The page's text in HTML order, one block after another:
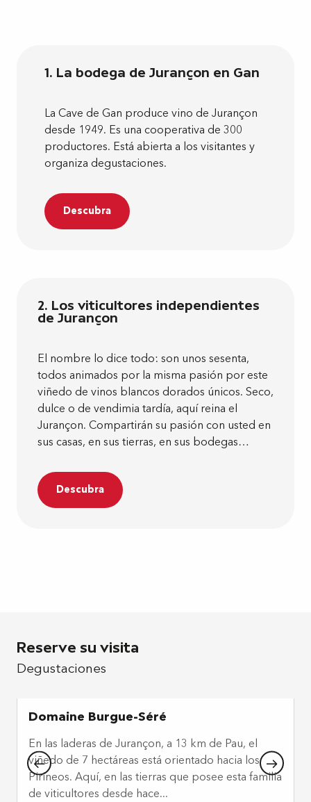
En Les Halles
En los viñedos
1. La bodega de Jurançon en Gan
La Cave de Gan produce vino de Jurançon
desde 1949. Es una cooperativa de 300
productores. Está abierta a los visitantes y
organiza degustaciones.
Descubra
2. Los viticultores independientes
de Jurançon
El nombre lo dice todo: son unos sesenta,
todos animados por la misma pasión por este
viñedo de vinos blancos dorados únicos. Seco,
dulce o de vendimia tardía, aquí reina el
Jurançon. Compartirán su pasión con usted en
sus casas, en sus tierras, en sus bodegas…
Descubra
Reserve su visita
Degustaciones
Domaine Burgue-Séré
En las laderas de Jurançon, a 13 km de Pau, el
viñedo de 7 hectáreas está orientado hacia los
Pirineos. Aquí, en las tierras que posee esta familia
de viticultores desde hace...